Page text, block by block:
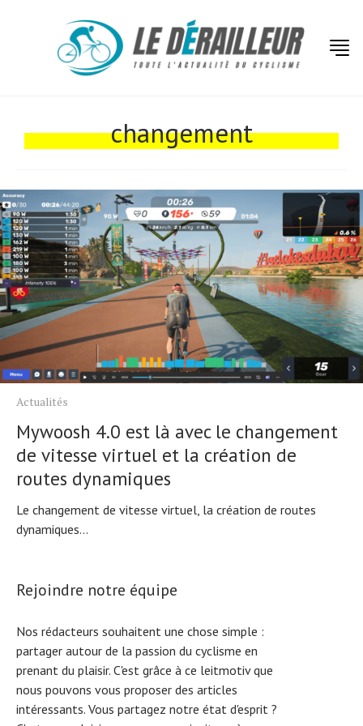
changement
Actualités
Mywoosh 4.0 est là avec le changement
de vitesse virtuel et la création de
routes dynamiques
Le changement de vitesse virtuel, la création de routes
dynamiques...
Rejoindre notre équipe
Nos rédacteurs souhaitent une chose simple :
partager autour de la passion du cyclisme en
prenant du plaisir. C'est grâce à ce leitmotiv que
nous pouvons vous proposer des articles
intéressants. Vous partagez notre état d'esprit ?
Actualités
Tests de produits
Tendances
Tous nos articles
À propos